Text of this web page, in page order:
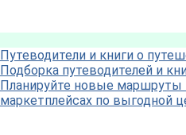
Путеводители и книги о
Подборка путеводителей и
Планируйте новые маршруты
маркетплейсах по выгодной